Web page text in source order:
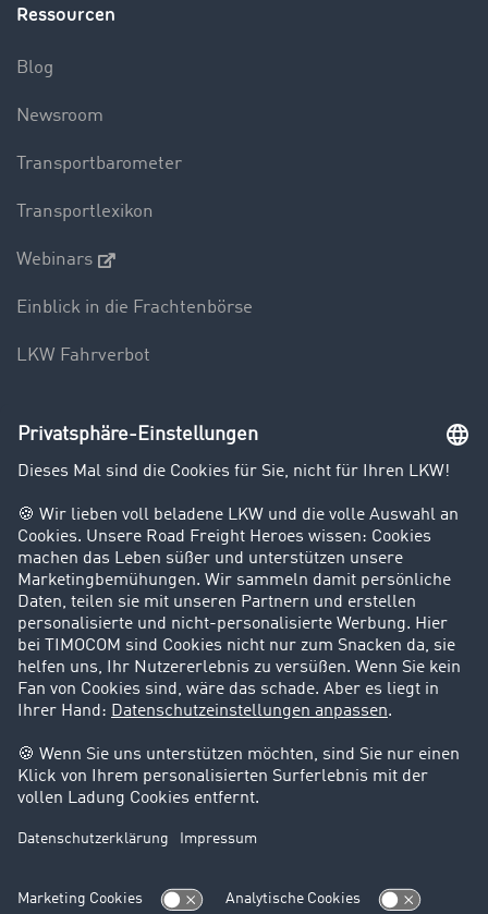
Ressourcen
Blog
Newsroom
Transportbarometer
Transportlexikon
Webinars
Einblick in die Frachtenbörse
LKW Fahrverbot
Unternehmen
Kunden werben Kunden
Success Stories
Karriere
Support
Kontakt
Rechtliches
Impressum
AGB